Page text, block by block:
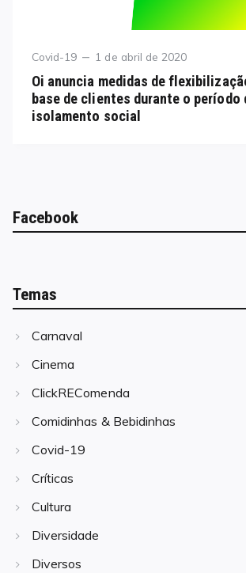
Category
Covid-19
Posted
1 de abril de 2020
Oi anuncia medidas de
base de clientes durante o período
isolamento social
Facebook
Temas
Carnaval
Cinema
ClickREComenda
Comidinhas & Bebidinhas
Covid-19
Críticas
Cultura
Diversidade
Diversos